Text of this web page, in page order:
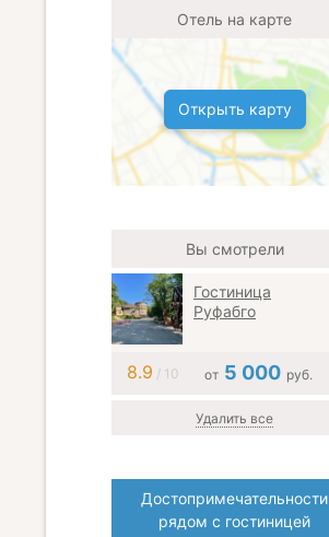
Отель на карте
Открыть карту
Вы смотрели
Гостиница
Руфабго
8.9 / 10 от 5 000 руб.
Удалить все
Достопримечательности
рядом с гостиницей